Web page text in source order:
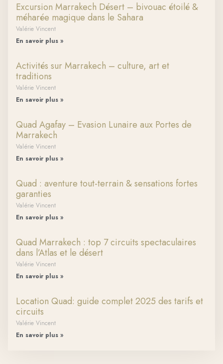
Excursion Marrakech Désert – bivouac étoilé &
méharée magique dans le Sahara
Valérie Vincent
En savoir plus »
Activités sur Marrakech – culture, art et
traditions
Valérie Vincent
En savoir plus »
Quad Agafay – Evasion Lunaire aux Portes de
Marrakech
Valérie Vincent
En savoir plus »
Quad : aventure tout-terrain & sensations fortes
garanties
Valérie Vincent
En savoir plus »
Quad Marrakech : top 7 circuits spectaculaires
dans l’Atlas et le désert
Valérie Vincent
En savoir plus »
Location Quad: guide complet 2025 des tarifs et
circuits
Valérie Vincent
En savoir plus »